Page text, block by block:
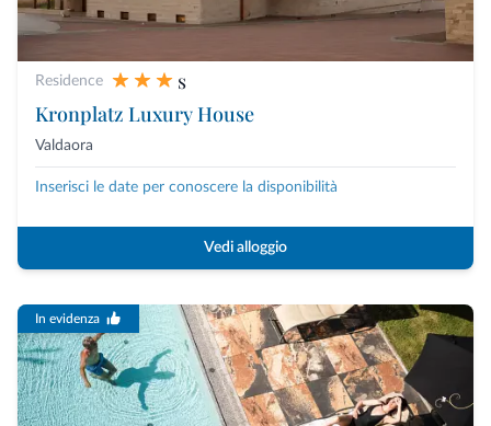
Residence
s
Kronplatz Luxury House
Valdaora
Inserisci le date per conoscere la disponibilità
Vedi alloggio
In evidenza